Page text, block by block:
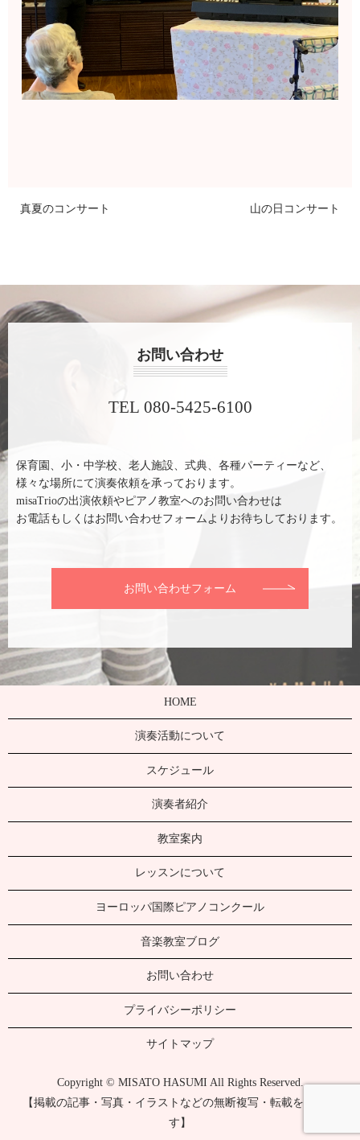
真夏のコンサート 山の日コンサート
お問い合わせ
TEL 080-5425-6100
保育園、小・中学校、老人施設、式典、各種パーティーなど、
様々な場所にて演奏依頼を承っております。
misaTrioの出演依頼やピアノ教室へのお問い合わせは
お電話もしくはお問い合わせフォームよりお待ちしております。
お問い合わせフォーム
HOME
演奏活動について
スケジュール
演奏者紹介
教室案内
レッスンについて
ヨーロッパ国際ピアノコンクール
音楽教室ブログ
お問い合わせ
プライバシーポリシー
サイトマップ
Copyright © MISATO HASUMI All Rights Reserved.
【掲載の記事・写真・イラストなどの無断複写・転載を禁じま
す】